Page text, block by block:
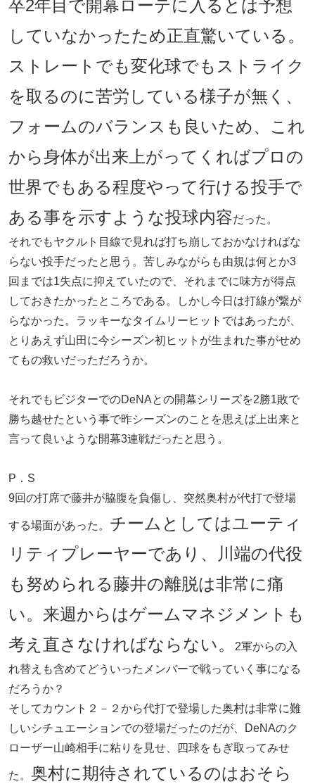
卒2年目で開幕ローテに入るとは予想
していなかったため正直驚いている。
ストレートでも変化球でもストライク
を取るのに苦労している様子が無く、
フォームのバランスも良いため、これ
から身体が出来上がってくればプロの
世界でもある程度やって行ける投手で
ある事を示すような投球内容だった。
それでもヤクルト目線で見れば打ち崩しておかなければな
らない投手だったと思う。苦しみながらも由規は何とか3
回までは1失点に抑えていたので、それまでに味方が得点
しておきたかったところである。しかし今日は打線が繋が
らなかった。ラッキーなタイムリーヒットではあったが、
とりあえず山田に今シーズン初ヒットが生まれた事がせめ
てもの救いだっただろうか。
それでもビジターでのDeNAとの開幕シリーズを2勝1敗で
勝ち越せたという事で昨シーズンのことを思えば上出来と
言って良いような開幕3連戦だったと思う。
P．S
9回の打席で藤井が脇腹を負傷し、突然奥村が代打で登場
する場面があった。 チームとしてはユーティ
リティプレーヤーであり、川端の代役
も努められる藤井の離脱は非常に痛
い。来週からはゲームマネジメントも
考え直さなければならない。
2軍からの入
れ替えも含めてどういったメンバーで戦っていく事になる
だろうか？
そしてカウント２－２から代打で登場した奥村は非常に難
しいシチュエーションでの登場だったのだが、DeNAのク
ローザー山崎相手に粘りを見せ、四球をもぎ取ってみせ
た。 奥村に期待されているのはおそら